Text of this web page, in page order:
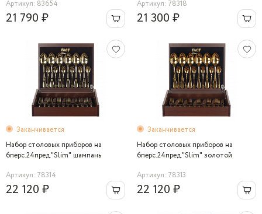
Артикул: 83654
21 790 ₽
Артикул: 78318
21 300 ₽
Заканчивается
Набор столовых приборов на
6перс.24пред."Slim" шампань
Артикул: 78314
22 120 ₽
Заканчивается
Набор столовых приборов на
6перс.24пред."Slim" золотой
Артикул: 78313
22 120 ₽